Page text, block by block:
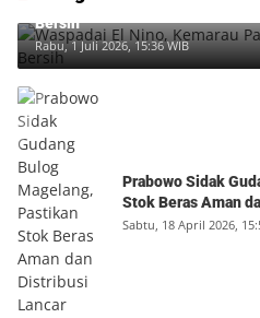
Bersih
Rabu, 1 Juli 2026, 15:36 WIB
Prabowo Sidak
Stok Beras Aman
Sabtu, 18 April 2026,